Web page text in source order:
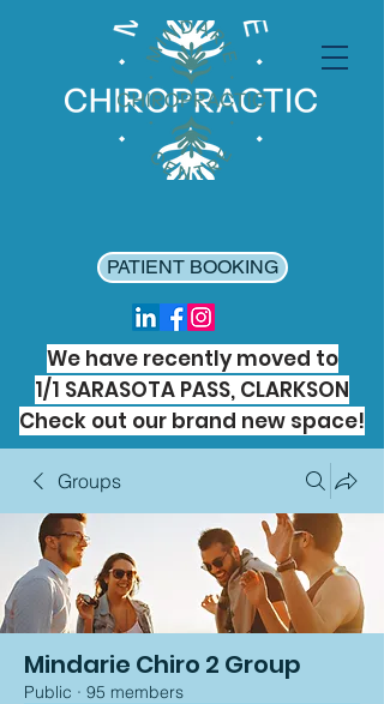
PATIENT BOOKING
We have recently moved to
1/1 SARASOTA PASS, CLARKSON
Check out our brand new space!
Groups
Mindarie Chiro 2 Group
Public · 95 members